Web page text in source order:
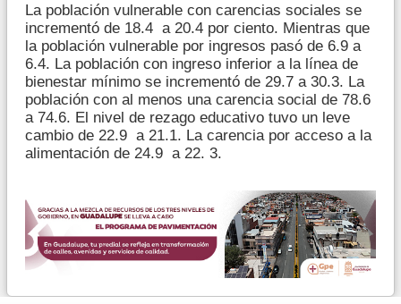
La población vulnerable con carencias sociales se
incrementó de 18.4 a 20.4 por ciento. Mientras que
la población vulnerable por ingresos pasó de 6.9 a
6.4. La población con ingreso inferior a la línea de
bienestar mínimo se incrementó de 29.7 a 30.3. La
población con al menos una carencia social de 78.6
a 74.6. El nivel de rezago educativo tuvo un leve
cambio de 22.9 a 21.1. La carencia por acceso a la
alimentación de 24.9 a 22. 3.